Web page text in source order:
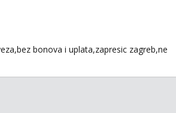
bonova i uplata,zapresic zagreb,ne